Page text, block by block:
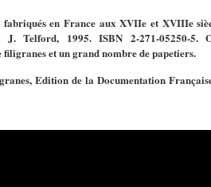
en France aux XVIIe et XVIIIe
Telford, 1995. ISBN 2-271-05250-5.
et un grand nombre de papetiers.
Edition de la Documentation